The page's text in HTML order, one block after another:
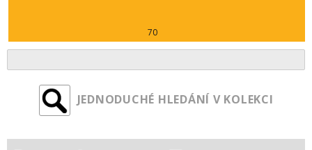
70
JEDNODUCHÉ HLEDÁNÍ V KOLEKCI